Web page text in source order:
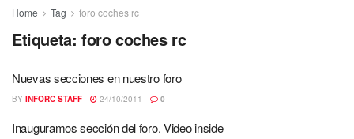
Home Tag foro coches rc
Etiqueta: foro coches rc
Nuevas secciones en nuestro foro
BY INFORC STAFF 24/10/2011 0
Inauguramos sección del foro. Video inside